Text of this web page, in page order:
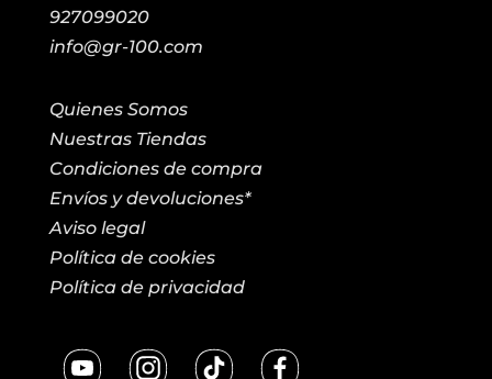
927099020
info@gr-100.com
Quienes Somos
Nuestras Tiendas
Condiciones de compra
Envíos y devoluciones*
Aviso legal
Política de cookies
Política de privacidad